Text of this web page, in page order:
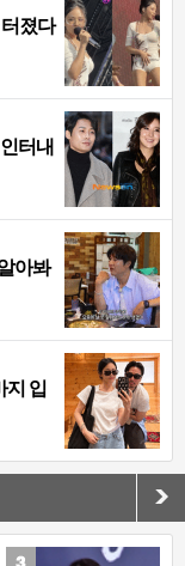
졌다
터내
아봐
지 입